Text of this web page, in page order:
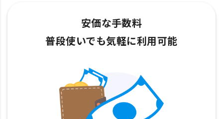
安価な手数料
普段使いでも気軽に利用可能